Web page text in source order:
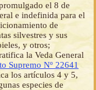
el 8 de
e indefinida para el
de
silvestres y sus
y otros;
la Veda General
Supremo Nº 22641
los artículos 4 y 5,
especies de